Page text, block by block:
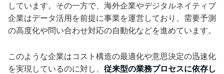
しています。その一方で、海外企業やデジタルネイティブ
企業はデータ活用を前提に事業を運営しており、需要予測
の高度化や問い合わせ対応の自動化などを進めています。
このような企業はコスト構造の最適化や意思決定の迅速化
を実現しているのに対し、 従来型の業務プロセスに依存し